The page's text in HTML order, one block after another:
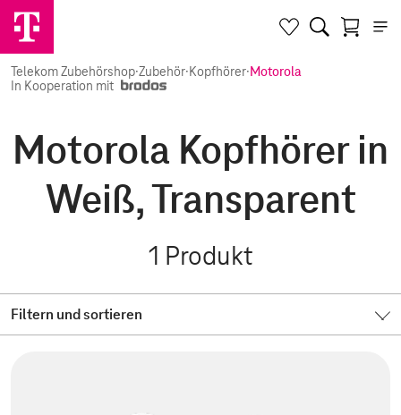
Telekom Zubehörshop·Zubehör·Kopfhörer·Motorola
In Kooperation mit
Motorola Kopfhörer in
Weiß, Transparent
1 Produkt
Filtern und sortieren